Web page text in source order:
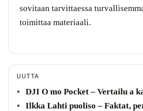
sovitaan tarvittaessa
toimittaa materiaali.
UUTTA
DJI O mo Pocket – Vertailu a
Ilkka Lahti puoliso – Faktat,